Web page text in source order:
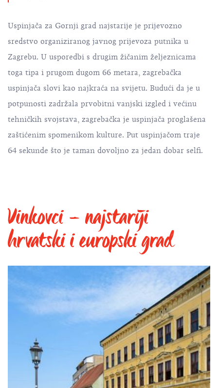
Uspinjača za Gornji grad najstarije je prijevozno
sredstvo organiziranog javnog prijevoza putnika u
Zagrebu. U usporedbi s drugim žičanim željeznicama
toga tipa i prugom dugom 66 metara, zagrebačka
uspinjača slovi kao najkraća na svijetu. Budući da je u
potpunosti zadržala prvobitni vanjski izgled i većinu
tehničkih svojstava, zagrebačka je uspinjača proglašena
zaštićenim spomenikom kulture. Put uspinjačom traje
64 sekunde što je taman dovoljno za jedan dobar selfi.
Vinkovci – najstariji
hrvatski i europski grad